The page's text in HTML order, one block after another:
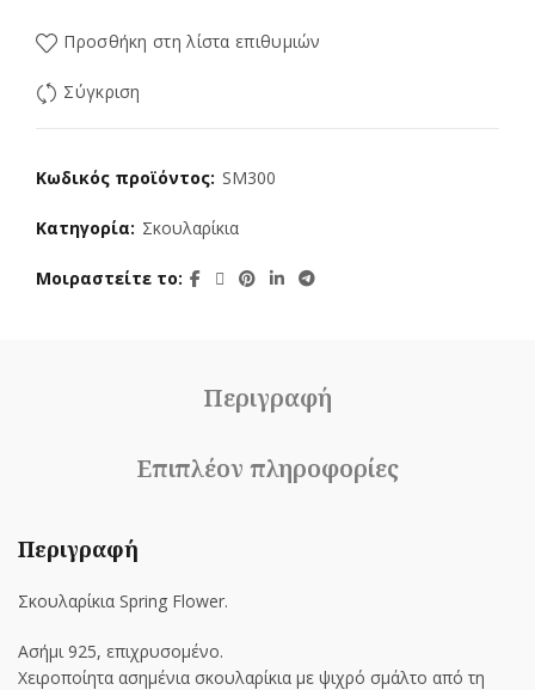
Προσθήκη στη λίστα επιθυμιών
Σύγκριση
Κωδικός προϊόντος: SΜ300
Κατηγορία: Σκουλαρίκια
Μοιραστείτε το
Περιγραφή
Επιπλέον πληροφορίες
Περιγραφή
Σκουλαρίκια Spring Flower.
Ασήμι 925, επιχρυσομένο.
Χειροποίητα ασημένια σκουλαρίκια με ψιχρό σμάλτο από τη